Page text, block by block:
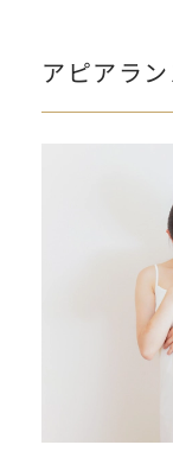
アピアラ